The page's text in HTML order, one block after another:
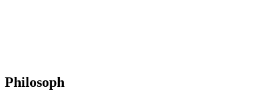
Philosoph